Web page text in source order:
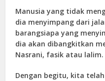
Manusia yang tidak
dia menyimpang dari
barangsiapa yang
dia akan dibangkitkan
Nasrani, fasik atau lalim.
Dengan begitu, kita